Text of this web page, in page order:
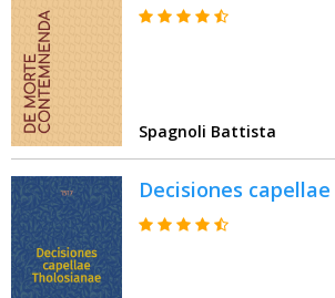
Spagnoli Battista
Decisiones